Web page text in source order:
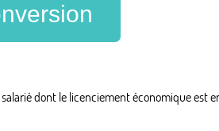
dont le licenciement économique est